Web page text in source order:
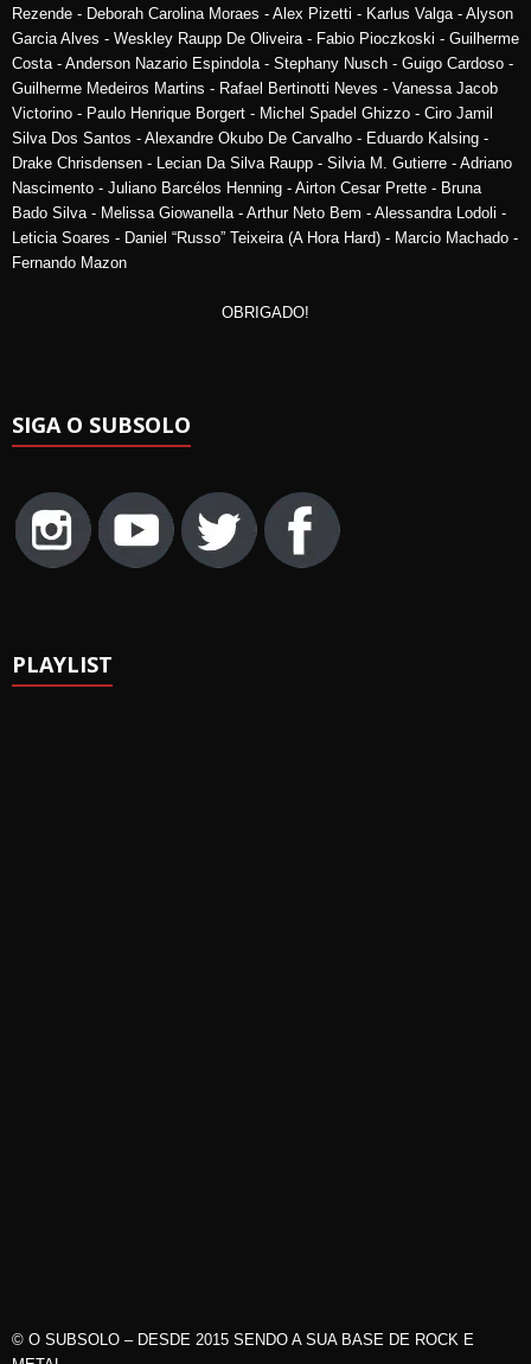
Rezende - Deborah Carolina Moraes - Alex Pizetti - Karlus Valga - Alyson
Garcia Alves - Weskley Raupp De Oliveira - Fabio Pioczkoski - Guilherme
Costa - Anderson Nazario Espindola - Stephany Nusch - Guigo Cardoso -
Guilherme Medeiros Martins - Rafael Bertinotti Neves - Vanessa Jacob
Victorino - Paulo Henrique Borgert - Michel Spadel Ghizzo - Ciro Jamil
Silva Dos Santos - Alexandre Okubo De Carvalho - Eduardo Kalsing -
Drake Chrisdensen - Lecian Da Silva Raupp - Silvia M. Gutierre - Adriano
Nascimento - Juliano Barcélos Henning - Airton Cesar Prette - Bruna
Bado Silva - Melissa Giowanella - Arthur Neto Bem - Alessandra Lodoli -
Leticia Soares - Daniel “Russo” Teixeira (A Hora Hard) - Marcio Machado -
Fernando Mazon
OBRIGADO!
SIGA O SUBSOLO
PLAYLIST
© O SUBSOLO – DESDE 2015 SENDO A SUA BASE DE ROCK E